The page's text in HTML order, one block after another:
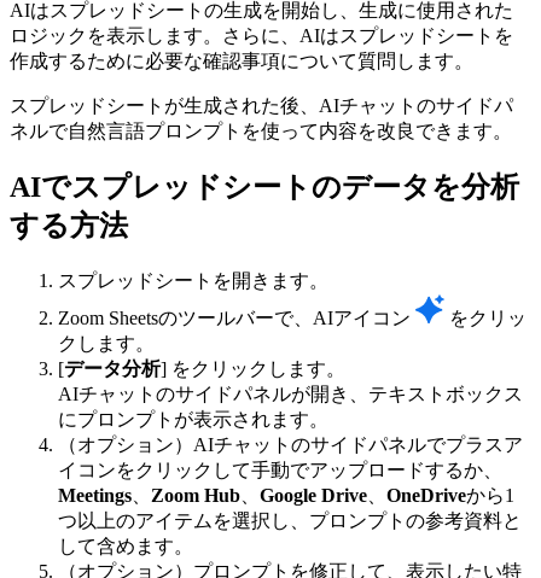
AIはスプレッドシートの生成を開始し、生成に使用された
ロジックを表示します。さらに、AIはスプレッドシートを
作成するために必要な確認事項について質問します。
スプレッドシートが生成された後、AIチャットのサイドパ
ネルで自然言語プロンプトを使って内容を改良できます。
AIでスプレッドシートのデータを分析
する方法
スプレッドシートを開きます。
Zoom Sheetsのツールバーで、AIアイコン
をクリッ
クします。
[データ分析] をクリックします。
AIチャットのサイドパネルが開き、テキストボックス
にプロンプトが表示されます。
（オプション）AIチャットのサイドパネルでプラスア
イコンをクリックして手動でアップロードするか、
Meetings
Zoom Hub Google Drive OneDriveから1
つ以上のアイテムを選択し、プロンプトの参考資料と
して含めます。
（オプション）プロンプトを修正して、表示したい特